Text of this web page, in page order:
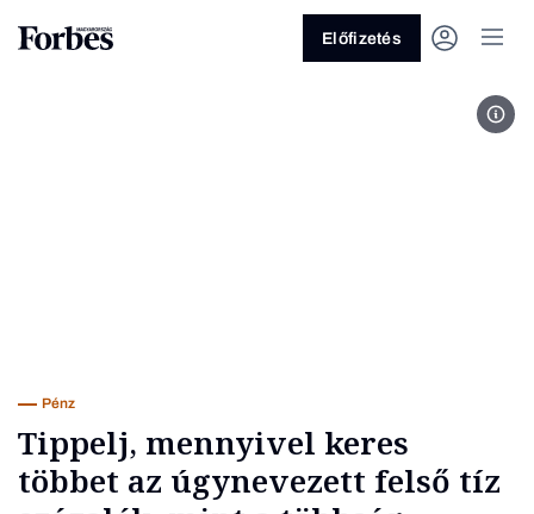
Előfizetés
Pénz
Tippelj, mennyivel keres
többet az úgynevezett felső tíz